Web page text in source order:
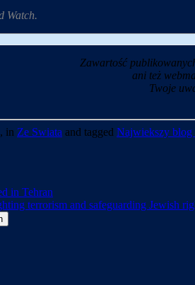
Watch.
Zawartość
ani też
Twoje
in Ze Swiata and tagged Najwiekszy blog
in Tehran
terrorism and safeguarding Jewish